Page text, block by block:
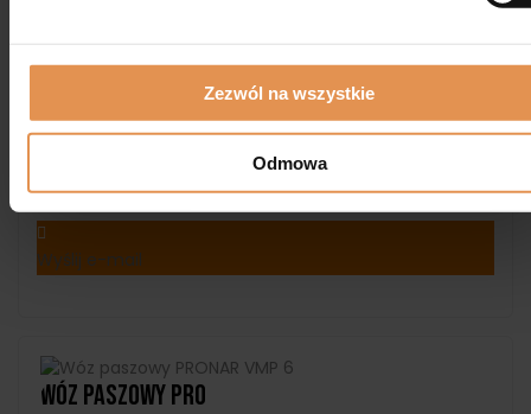
Zezwól na wszystkie
Odmowa
pronar
Wyślij e-mail
Wóz Paszowy PRO